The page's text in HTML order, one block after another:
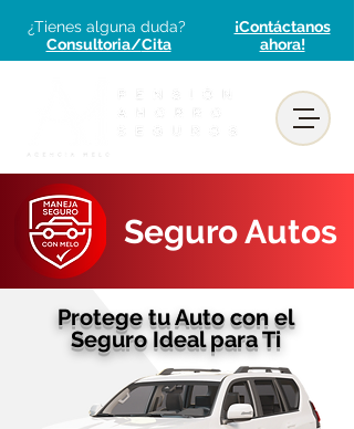
¿Tienes alguna duda?
Consultoria/Cita
¡Contáctanos
ahora!
Seguro Autos
Protege tu Auto conel
Seguro Ideal para Ti